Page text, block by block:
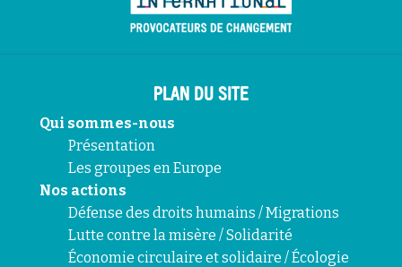
PLAN DU SITE
Qui sommes-nous
Présentation
Les groupes en Europe
Nos actions
Défense des droits humains / Migrations
Lutte contre la misère / Solidarité
Économie circulaire et solidaire / Écologie